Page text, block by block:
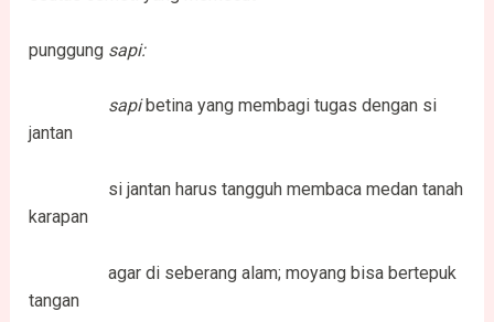
punggung sapi:
sapi betina yang membagi tugas dengan si
jantan
si jantan harus tangguh membaca medan tanah
karapan
agar di seberang alam; moyang bisa bertepuk
tangan